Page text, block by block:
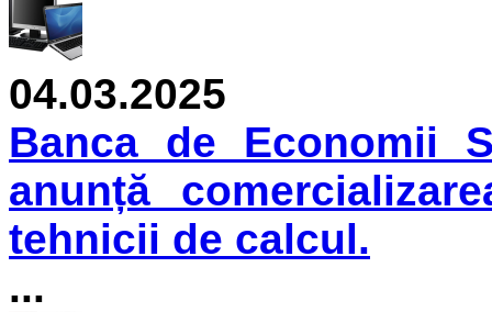
04.03.2025
Banca de Economii
anunță
tehnicii de calcul.
...